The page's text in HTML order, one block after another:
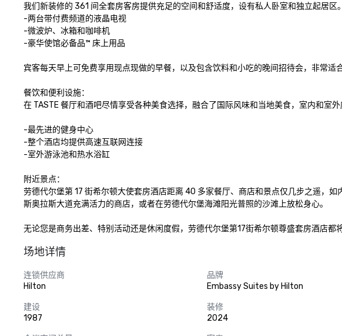
我们新装修的 361 间全套房客房提供充足的空间和舒适度，设有私人卧室和独立起居区
-两台带付费频道的液晶电视
-微波炉、冰箱和咖啡机
-豪华使馆必备品™ 床上用品
宾客每天早上可免费享用现点现做的早餐，以及包含饮料和小吃的晚间招待会，非常适
餐饮和便利设施：
在 TASTE 餐厅和酒吧尽情享受各种美食选择，融合了国际风味和当地美食，室内和室
-最先进的健身中心
-整个酒店均提供高速互联网连接
-室外游泳池和热水浴缸
附近景点：
劳德代尔堡第 17 街希尔顿大使套房酒店距离 40 多家餐厅、商店和景点仅几步之遥，
斯奥拉斯大道充满活力的商店，或者在劳德代尔堡海滩阳光普照的沙滩上放松身心。
无论您是商务出差、特别活动还是休闲度假，劳德代尔堡第17街希尔顿尊盛套房酒店都
场地详情
连锁供应商
Hilton
品牌
Embassy Suites by Hilton
建设
1987
装修
2024